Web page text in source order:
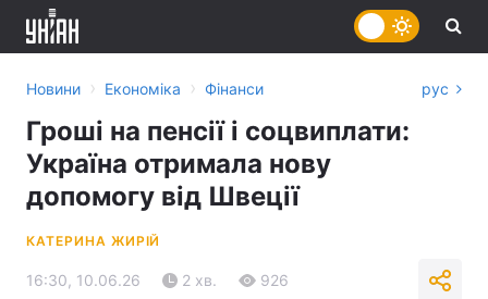
Новини › Економіка › Фінанси рус
Гроші на пенсії і соцвиплати:
Україна отримала нову
допомогу від Швеції
КАТЕРИНА ЖИРІЙ
16:30, 10.06.26 2 хв. 926